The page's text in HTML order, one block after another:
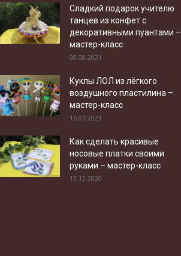
Сладкий подарок учителю
танцев из конфет с
декоративными пуантами –
мастер-класс
08.08.2021
Куклы ЛОЛ из лёгкого
воздушного пластилина –
мастер-класс
16.01.2021
Как сделать красивые
носовые платки своими
руками – мастер-класс
13.12.2020